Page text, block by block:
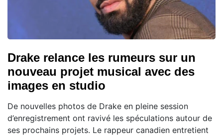
Drake relance les rumeurs sur un
nouveau projet musical avec des
images en studio
De nouvelles photos de Drake en pleine session
d’enregistrement ont ravivé les spéculations autour de
ses prochains projets. Le rappeur canadien entretient